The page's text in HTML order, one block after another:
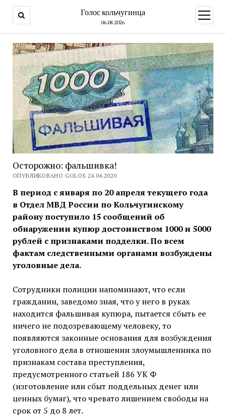
Голос кольчугинца
06.08.2026
меню
Осторожно: фальшивка!
ОПУБЛИКОВАНО GOLOS 24.04.2020
В период с января по 20 апреля текущего года
в Отдел МВД России по Кольчугинскому
району поступило 15 сообщений об
обнаружении купюр достоинством 1000 и 5000
рублей с признаками подделки. По всем
фактам следственными органами возбуждены
уголовные дела.
Сотрудники полиции напоминают, что если
гражданин, заведомо зная, что у него в руках
находится фальшивая купюра, пытается сбыть ее
ничего не подозревающему человеку, то
появляются законные основания для возбуждения
уголовного дела в отношении злоумышленника по
признакам состава преступления,
предусмотренного статьей 186 УК Ф
(изготовление или сбыт поддельных денег или
ценных бумаг), что чревато лишением свободы на
срок от 5 до 8 лет.